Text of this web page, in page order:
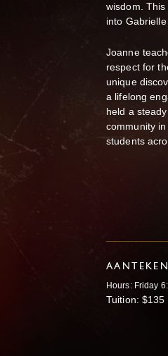
wisdom.
into
Joanne
respect for
unique
a lifelong
held a
community
students
Hours: Friday
Tuition: